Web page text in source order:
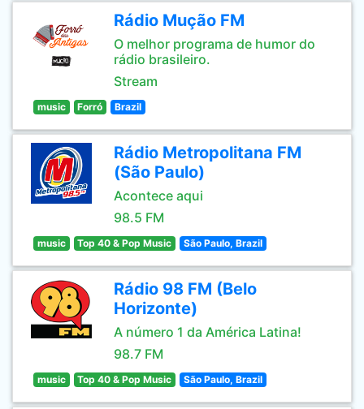
Rádio Mução FM
O melhor programa de humor do
rádio brasileiro.
Stream
music Forró Brazil
Rádio Metropolitana FM
(São Paulo)
Acontece aqui
98.5 FM
music Top 40 & Pop Music São Paulo, Brazil
Rádio 98 FM (Belo
Horizonte)
A número 1 da América Latina!
98.7 FM
music Top 40 & Pop Music São Paulo, Brazil